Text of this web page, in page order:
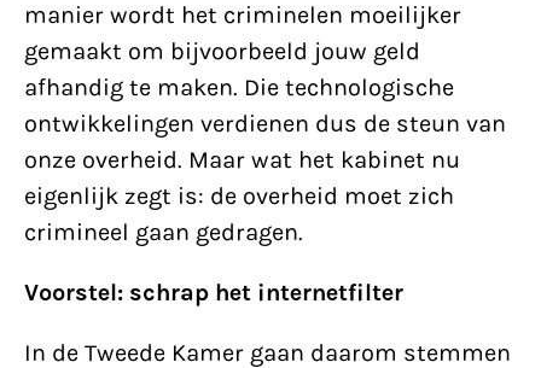
manier wordt het criminelen moeilijker
gemaakt om bijvoorbeeld jouw geld
afhandig te maken. Die technologische
ontwikkelingen verdienen dus de steun van
onze overheid. Maar wat het kabinet nu
eigenlijk zegt is: de overheid moet zich
crimineel gaan gedragen.
Voorstel: schrap het internetfilter
In de Tweede Kamer gaan daarom stemmen